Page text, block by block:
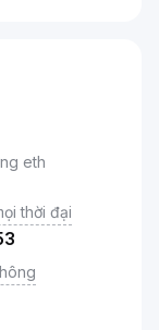
eth
thời đại